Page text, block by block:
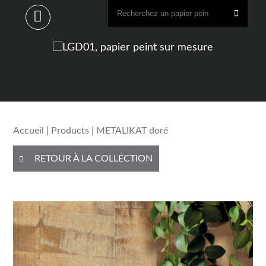
Accueil Products | METALIKAT doré
RETOUR À LA COLLECTION